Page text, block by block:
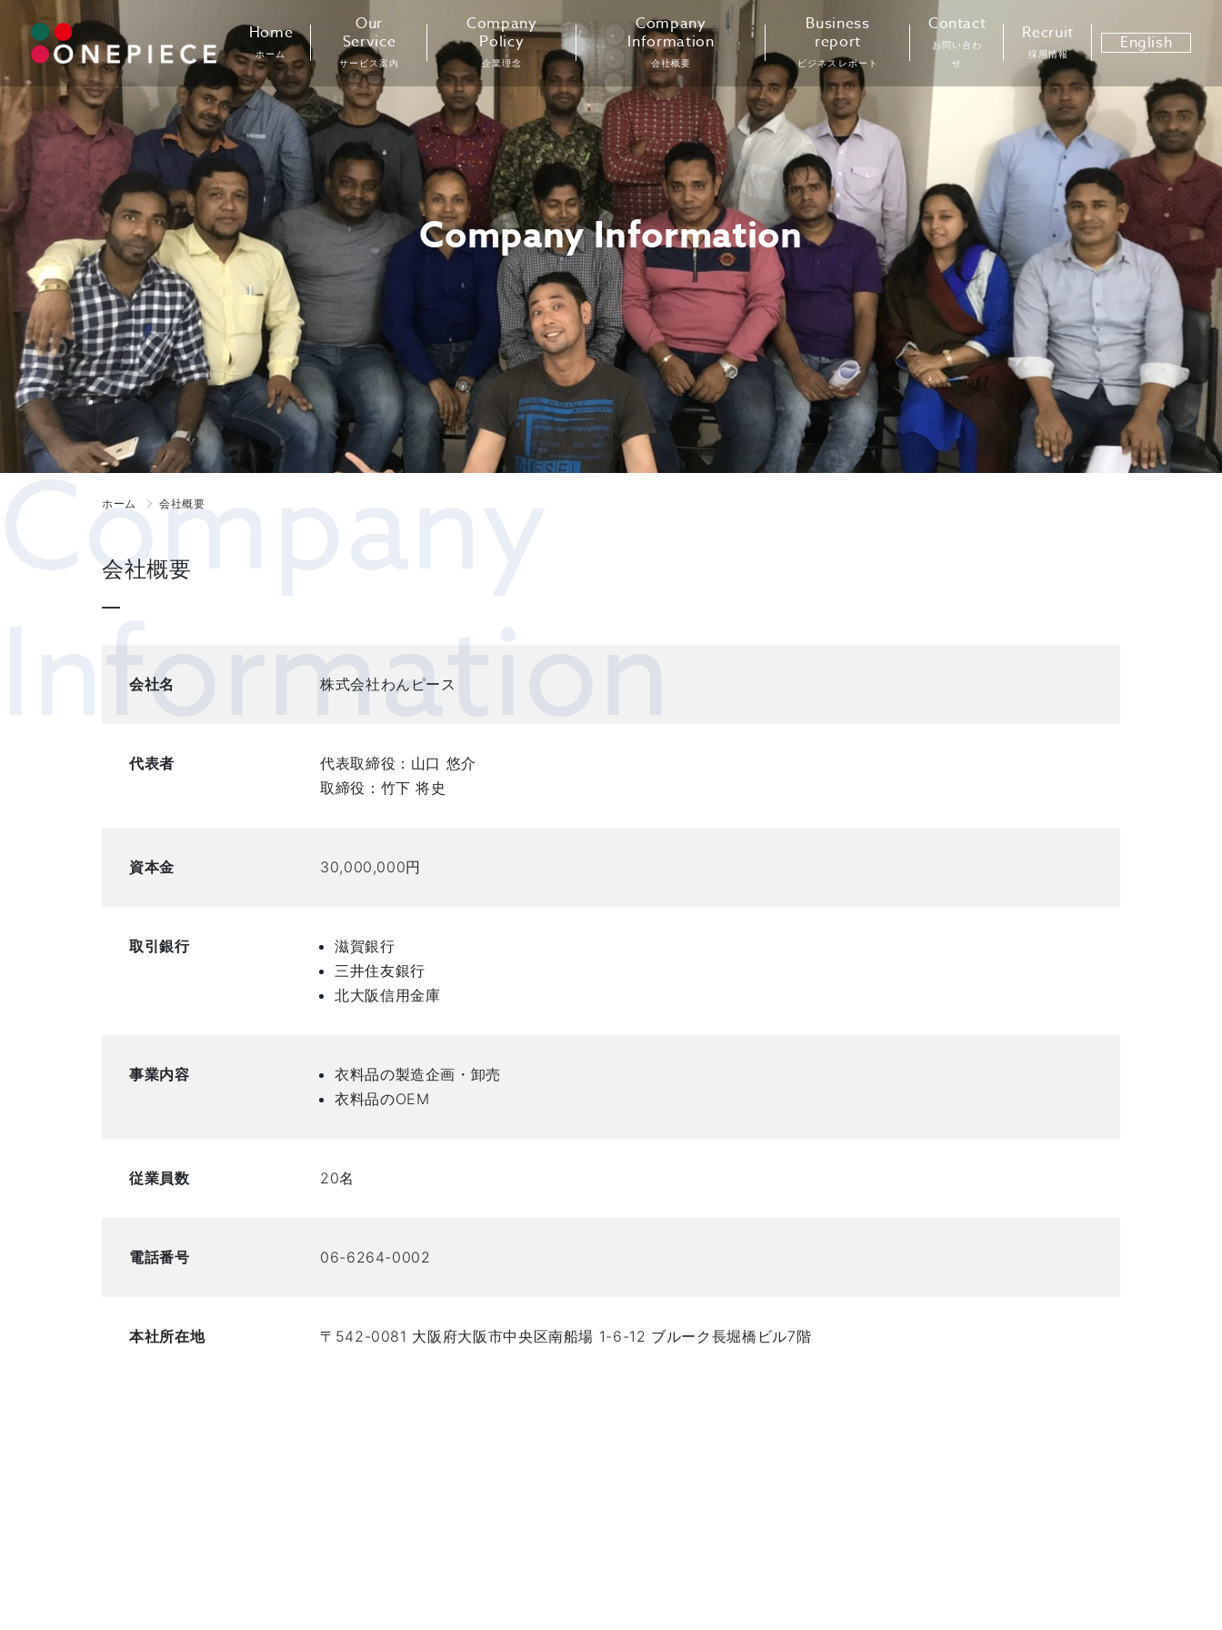
content
Home
ホーム
Our
Service
サービス案内
Company
Policy
企業理念
Company
Information
会社概要
Business
report
ビジネスレポート
Contact
お問い合わ
せ
Recruit
採用情報 English
Company Information
ホーム 会社概要
Company
Information
会社概要
会社名 株式会社わんピース
代表者
代表取締役：山口 悠介
取締役：竹下 将史
資本金 30,000,000円
取引銀行
滋賀銀行
三井住友銀行
北大阪信用金庫
事業内容
衣料品の製造企画・卸売
衣料品のOEM
従業員数 20名
電話番号 06-6264-0002
本社所在地 〒542-0081 大阪府大阪市中央区南船場 1-6-12 ブルーク長堀橋ビル7階